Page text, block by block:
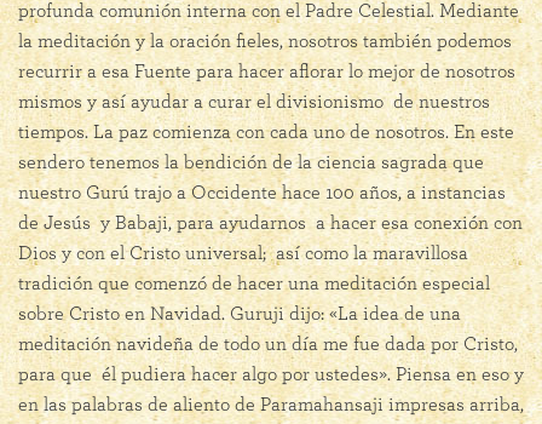
profunda comunión interna con el Padre Celestial. Mediante
la meditación y la oración fieles, nosotros también podemos
recurrir a esa Fuente para hacer aflorar lo mejor de nosotros
mismos y así ayudar a curar el divisionismo de nuestros
tiempos. La paz comienza con cada uno de nosotros. En este
sendero tenemos la bendición de la ciencia sagrada que
nuestro Gurú trajo a Occidente hace 100 años, a instancias
de Jesús y Babaji, para ayudarnos a hacer esa conexión con
Dios y con el Cristo universal; así como la maravillosa
tradición que comenzó de hacer una meditación especial
sobre Cristo en Navidad. Guruji dijo: «La idea de una
meditación navideña de todo un día me fue dada por Cristo,
para que él pudiera hacer algo por ustedes». Piensa en eso y
en las palabras de aliento de Paramahansaji impresas arriba,